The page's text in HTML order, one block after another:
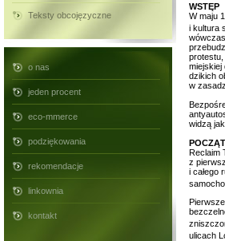
Teksty obcojęzyczne
o nas
jeden procent
eco-mmerce
podziękowania
rekomendacje
linkownia
kontakt
WSTĘP
W maju
i kultura
protestu,
miejskiej
dzikich
w
widzą
Reclaim
z
i całego
ulicach